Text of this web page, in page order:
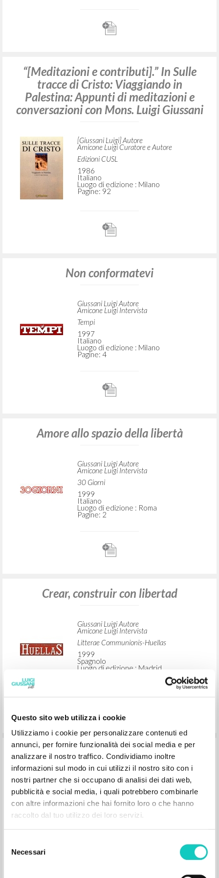
Questo sito web utilizza i cookie
Utilizziamo i cookie per personalizzare contenuti ed
annunci, per fornire funzionalità dei social media e per
analizzare il nostro traffico. Condividiamo inoltre
informazioni sul modo in cui utilizzi il nostro sito con i
nostri partner che si occupano di analisi dei dati web,
pubblicità e social media, i quali potrebbero combinarle
con altre informazioni che hai fornito loro o che hanno
raccolto dal tuo utilizzo dei loro servizi.
delNecessari
“[Meditazioni e contributi].” In Sulle
tracce di Cristo: Viaggiando in
Palestina: Appunti di meditazioni e
conversazioni con Mons. Luigi Giussani
[Giussani Luigi] Autore
Amicone Luigi Curatore e Autore
Edizioni CUSL
1986
Italiano
Luogo di edizione : Milano
Pagine: 92
Non conformatevi
Giussani Luigi Autore
Amicone Luigi Intervista
Tempi
1997
Italiano
Luogo di edizione : Milano
Pagine: 4
Amore allo spazio della libertà
Giussani Luigi Autore
Amicone Luigi Intervista
30 Giorni
1999
Italiano
Luogo di edizione : Roma
Pagine: 2
Crear, construir con libertad
Giussani Luigi Autore
Amicone Luigi Intervista
Litterae Communionis-Huellas
1999
Spagnolo
Luogo di edizione : Madrid
Ripartire dall'io
Giussani Luigi Autore
Amicone Luigi Intervista
Litterae Communionis-Tracce
1997
Italiano